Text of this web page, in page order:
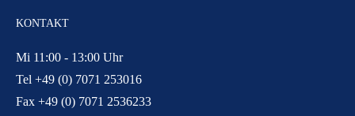
KONTAKT
Mi 11:00 - 13:00 Uhr
Tel +49 (0) 7071 253016
Fax +49 (0) 7071 2536233